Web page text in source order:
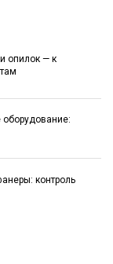
опилок — к
контроль